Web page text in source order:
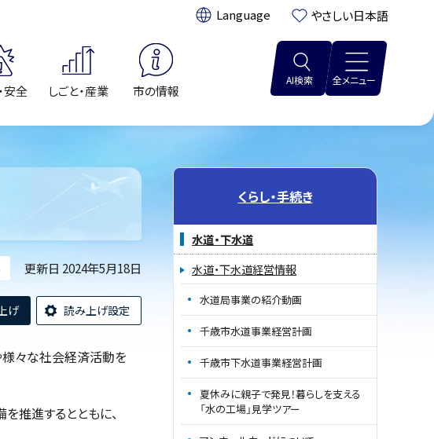
翻訳: やさしい日本語
安全 しごと・産業 市の情報
AI検索 全メニュー
更新日 2024年5月18日
げ 読み上げ設定
様々な社会経済活動を
推進するとともに、
くらし・手続き
水道・下水道
水道・下水道経営情報
水道局事業の紹介動画
千歳市水道事業経営計画
千歳市下水道事業経営計画
夏休みに親子で発見！暮らしを支える
「水の工場」見学ツアー